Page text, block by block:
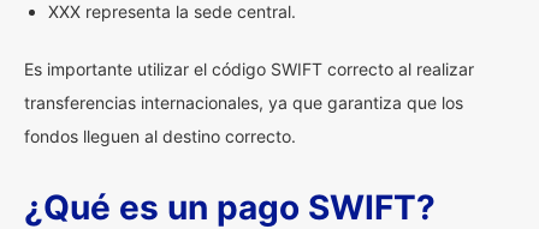
XXX representa la sede central.
Es importante utilizar el código SWIFT correcto al realizar
transferencias internacionales, ya que garantiza que los
fondos lleguen al destino correcto.
¿Qué es un pago SWIFT?